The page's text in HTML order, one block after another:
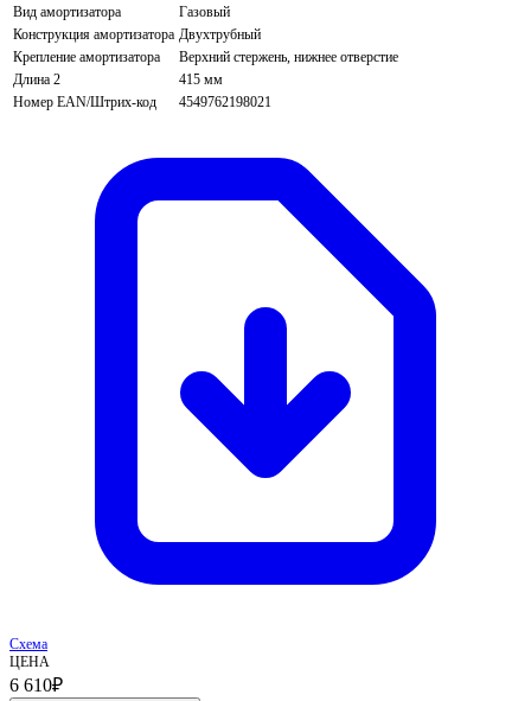
Вид амортизатора
Газовый
Конструкция амортизатора Двухтрубный
Крепление амортизатора
Верхний стержень, нижнее отверстие
Длина 2
415 мм
Номер EAN/Штрих-код
4549762198021
Схема
ЦЕНА
6 610₽